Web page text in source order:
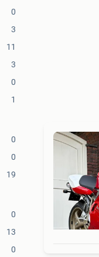
0
3
11
3
0
1
0
0
19
0
13
0